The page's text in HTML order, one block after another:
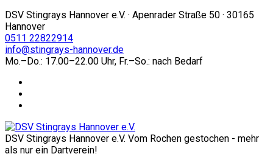
DSV Stingrays Hannover e.V. · Apenrader Straße 50 · 30165
Hannover
0511 22822914
info@stingrays-hannover.de
Mo.–Do.: 17.00–22.00 Uhr, Fr.–So.: nach Bedarf
DSV Stingrays Hannover e.V. Vom Rochen gestochen - mehr
als nur ein Dartverein!